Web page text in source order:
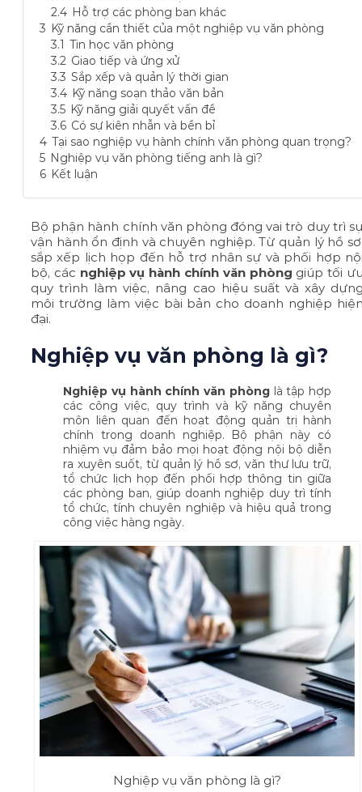
2.4 Hỗ trợ các phòng ban khác
3 Kỹ năng cần thiết của một nghiệp vụ văn phòng
3.1 Tin học văn phòng
3.2 Giao tiếp và ứng xử
3.3 Sắp xếp và quản lý thời gian
3.4 Kỹ năng soạn thảo văn bản
3.5 Kỹ năng giải quyết vấn đề
3.6 Có sự kiên nhẫn và bền bỉ
4 Tại sao nghiệp vụ hành chính văn phòng quan trọng?
5 Nghiệp vụ văn phòng tiếng anh là gì?
6 Kết luận
Bộ phận hành chính văn phòng đóng vai trò duy trì
vận hành ổn định và chuyên nghiệp. Từ quản lý hồ
sắp xếp lịch họp đến hỗ trợ nhân sự và phối hợp
bộ, các nghiệp vụ hành chính văn phòng giúp tối
quy trình làm việc, nâng cao hiệu suất và xây
môi trường làm việc bài bản cho doanh nghiệp
đại.
Nghiệp vụ văn phòng là gì?
Nghiệp vụ hành chính văn phònglà tập hợp
các công việc, quy trình và kỹ năng chuyên
môn liên quan đến hoạt động quản trị hành
chính trong doanh nghiệp. Bộ phận này có
nhiệm vụ đảm bảo mọi hoạt động nội bộ diễn
ra xuyên suốt, từ quản lý hồ sơ, văn thư lưu trữ,
tổ chức lịch họp đến phối hợp thông tin giữa
các phòng ban, giúp doanh nghiệp duy trì tính
tổ chức, tính chuyên nghiệp và hiệu quả trong
công việc hàng ngày.
Nghiệp vụ văn phòng là gì?